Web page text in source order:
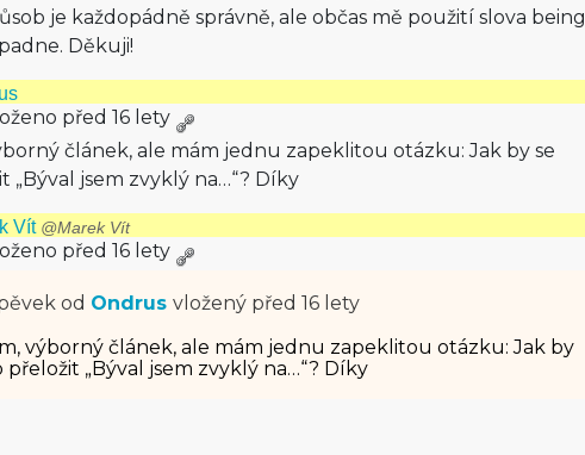
je každopádně správně, ale občas mě použití slova being
Děkuji!
před 16 lety
článek, ale mám jednu zapeklitou otázku: Jak by se
„Býval jsem zvyklý na…“? Díky
Vít @Marek Vít
před 16 lety
od Ondrus vložený před 16 lety
výborný článek, ale mám jednu zapeklitou otázku: Jak by
přeložit „Býval jsem zvyklý na…“? Díky